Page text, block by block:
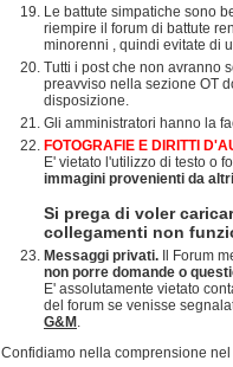
Le battute simpatiche sono
riempire il forum di battute
minorenni , quindi evitate di
Tutti i post che non avranno
preavviso nella sezione OT
disposizione.
Gli amministratori hanno la
FOTOGRAFIE E DIRITTI
E' vietato l'utilizzo di testo o
immagini provenienti da
Si prega di voler
collegamenti non
Messaggi privati. Il Forum
non porre domande o
E' assolutamente vietato
del forum se venisse
G&M
Confidiamo nella comprensione